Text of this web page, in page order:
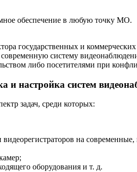
обеспечение в любую точку МО.
государственных и
систему
либо посетителями при
и настройка систем
задач, среди которых:
видеорегистраторов на
оборудования и т. д.